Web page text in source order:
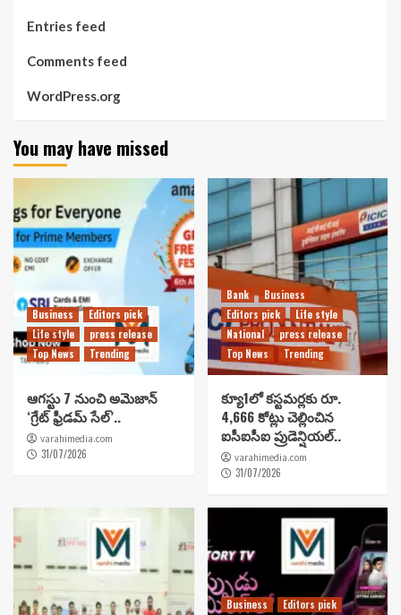
Entries feed
Comments feed
WordPress.org
You may have missed
Business
Editors pick
Life style
press release
Top News
Trending
ఆగస్టు 7 నుంచి అమెజాన్
‘గ్రేట్ ఫ్రీడమ్ సేల్’..
varahimedia.com
31/07/2026
Bank
Business
Editors pick
Life style
National
press release
Top News
Trending
క్యూ1లో కస్టమర్లకు రూ.
4,666 కోట్లు చెల్లించిన
ఐసీఐసీఐ ప్రుడెన్షియల్..
varahimedia.com
31/07/2026
Business
Editors pick